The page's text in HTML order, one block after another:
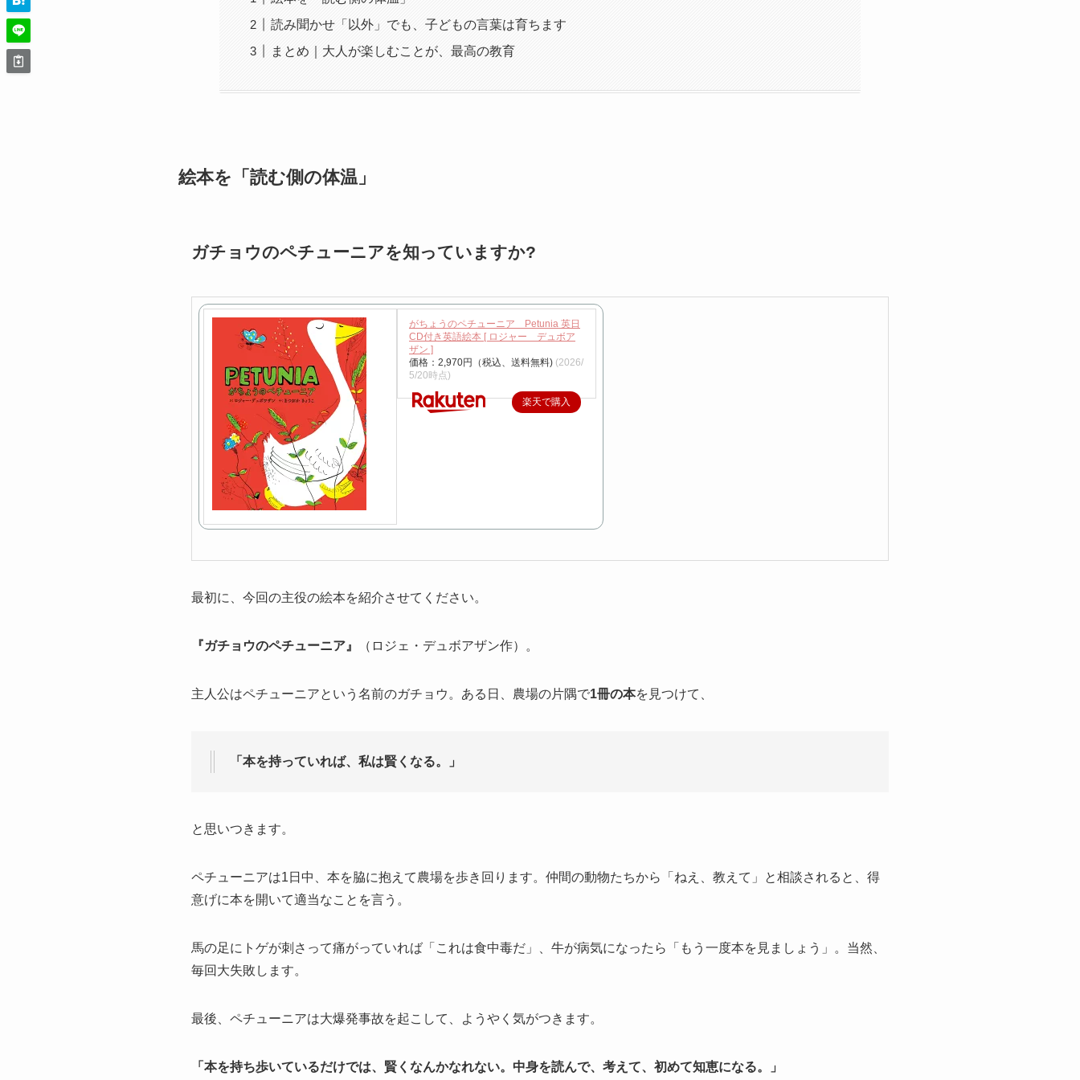
読み聞かせ「以外」でも、子どもの言葉は育ちます
まとめ｜大人が楽しむことが、最高の教育
絵本を「読む側の体温」
ガチョウのペチューニアを知っていますか?
がちょうのペチューニア Petunia 英日
CD付き英語絵本 [ ロジャー デュボア
ザン ]
価格：2,970円（税込、送料無料) (2026/
5/20時点)
楽天で購入
最初に、今回の主役の絵本を紹介させてください。
『ガチョウのペチューニア』 （ロジェ・デュボアザン作）。
主人公はペチューニアという名前のガチョウ。ある日、農場の片隅で1冊の本を見つけて、
「本を持っていれば、私は賢くなる。」
と思いつきます。
ペチューニアは1日中、本を脇に抱えて農場を歩き回ります。仲間の動物たちから「ねえ、教えて」と相談されると、得
意げに本を開いて適当なことを言う。
馬の足にトゲが刺さって痛がっていれば「これは食中毒だ」、牛が病気になったら「もう一度本を見ましょう」。当然、
毎回大失敗します。
最後、ペチューニアは大爆発事故を起こして、ようやく気がつきます。
「本を持ち歩いているだけでは、賢くなんかなれない。中身を読んで、考えて、初めて知恵になる。」